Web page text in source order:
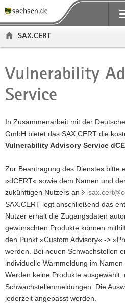
t
ü
b
e
g
r
e
f
e
n
d
e
N
a
v
i
g
a
t
t
n
a
v
g
a
t
o
n
p
n
h
a
t
t
-
B
e
e
i
c
SAX.CERT
Hauptinhalt
Vulnerability
Service
In Zusammenarbeit mit der
GmbH bietet das SAX.CERT die
Vulnerability Advisory Service
Zur Beantragung des Dienstes bitte
»dCERT« sowie dem Namen und
zukünftigen Nutzers an
SAX.CERT legt anschließend das
Nutzer erhält die Zugangsdaten
gewünschten Produkte können
den Punkt »Custom Advisory« ->
werden. Bei neuen Schwachstellen
individuelle Warnmeldung im Namen
Werden keine Produkte
Schwachstellenmeldungen. Die
jederzeit angepasst werden.